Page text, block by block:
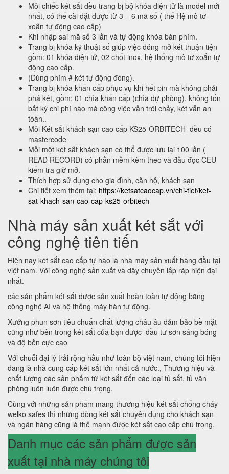
Mỗi chiếc két sắt đều trang bị bộ khóa điện tử là model mới
nhất, có thể cài đặt được từ 3 – 6 mã số ( thế Hệ mô tơ
xoắn tự động cao cấp)
Khi nhập sai mã số 3 lần và tự động khóa bàn phím.
Trang bị khóa kỹ thuật số giúp việc đóng mở két thuận tiện
gồm: 01 khóa điện tử, 02 chốt inox, hệ thống mô tơ xoắn tự
động cao cấp.
(Dùng phím # két tự động đóng).
Trang bị khóa khẩn cấp phục vụ khi hết pin mà không phải
phá két, gồm: 01 chìa khẩn cấp (chìa dự phòng). không tốn
bất kỳ chi phí nào mà công việc vẫn trôi chảy, két vẫn an
toàn..
Mỗi Két sắt khách sạn cao cấp KS25-ORBITECH đều có
mastercode
Mỗi một két sắt khách sạn có thể được lưu lại 100 lần (
READ RECORD) có phần mềm kèm theo và đầu đọc CEU
kiểm tra giờ mở.
Thích hợp sử dụng cho gia đình, căn hộ, khách sạn
Chi tiết xem thêm tại: https://ketsatcaocap.vn/chi-tiet/ket-
sat-khach-san-cao-cap-ks25-orbitech
Nhà máy sản xuất két sắt với
công nghệ tiên tiến
Hiện nay két sắt cao cấp tự hào là nhà máy sản xuất hàng đầu tại
việt nam. Với công nghệ sản xuất và dây chuyền lắp ráp hiện đại
nhất.
các sản phẩm két sắt được sản xuất hoàn toàn tự động bằng
công nghệ AI và hệ thống máy hàn tự động.
Xưởng phun sơn tiêu chuẩn chất lượng châu âu đảm bảo bề mặt
cũng như bên trong két sắt của bạn được đầu tư sơn sáng bóng
và độ bền cực cao
Với chuỗi đại lý trải rộng hầu như toàn bộ việt nam, chúng tôi hiện
đang là nhà cung cấp két sắt lớn nhất cả nước., Thương hiệu và
chất lượng các sản phẩm từ két sắt đến các loại tủ sắt, tủ văn
phòng luôn luôn được chú trọng.
Cùng với những sản phẩm mang thương hiệu két sắt chống cháy
welko safes thì những dòng két sắt chuyên dụng cho khách sạn
và ngân hàng cũng là thế mạnh được két sắt cao cấp chú trọng.
Danh mục các sản phẩm được sản
xuất tại nhà máy chúng tôi